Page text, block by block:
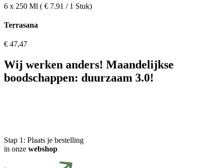
6 x 250 Ml ( € 7.91 / 1 Stuk)
Terrasana
€ 47,47
Wij werken anders! Maandelijkse
boodschappen: duurzaam 3.0!
Stap 1: Plaats je bestelling
in onze webshop